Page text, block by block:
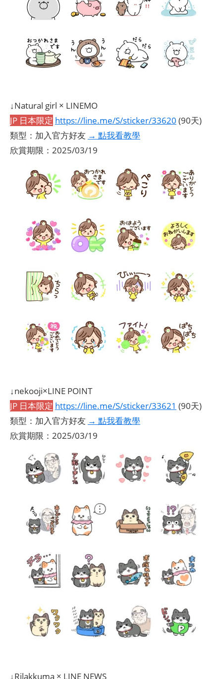
↓Natural girl × LINEMO
JP 日本限定 https://line.me/S/sticker/33620 (90天)
類型：加入官方好友 → 點我看教學
欣賞期限：2025/03/19
​​​​​​​↓nekooji×LINE POINT
JP 日本限定 https://line.me/S/sticker/33621 (90天)
類型：加入官方好友 → 點我看教學
欣賞期限：2025/03/19
↓Rilakkuma × LINE NEWS